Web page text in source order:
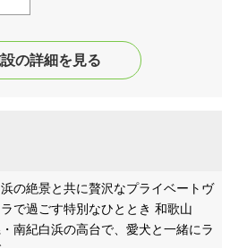
の詳細を見る
の絶景と共に贅沢なプライベートヴ
ラで過ごす特別なひととき 和歌山
南紀白浜の高台で、愛犬と一緒にラ